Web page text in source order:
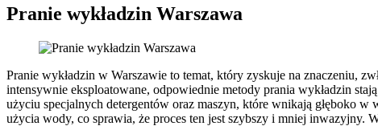
Pranie wykładzin Warszawa
Pranie wykładzin w Warszawie to temat, który zyskuje na znaczeniu,
intensywnie eksploatowane, odpowiednie metody prania wykładzin
użyciu specjalnych detergentów oraz maszyn, które wnikają głęboko
użycia wody, co sprawia, że proces ten jest szybszy i mniej inwazyjny.